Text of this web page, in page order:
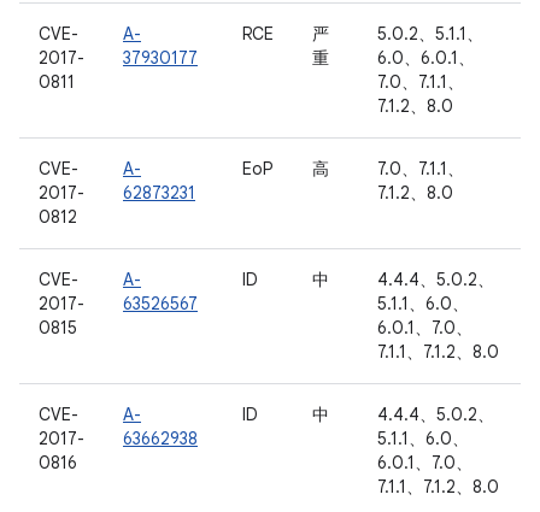
CVE-
2017-
0811
A-
37930177
RCE
严
重
5.0.2、5.1.1、
6.0、6.0.1、
7.0、7.1.1、
7.1.2、8.0
CVE-
2017-
0812
A-
62873231
EoP 高
7.0、7.1.1、
7.1.2、8.0
CVE-
2017-
0815
A-
63526567
ID 中
4.4.4、5.0.2、
5.1.1、6.0、
6.0.1、7.0、
7.1.1、7.1.2、8.0
CVE-
2017-
0816
A-
63662938
ID 中
4.4.4、5.0.2、
5.1.1、6.0、
6.0.1、7.0、
7.1.1、7.1.2、8.0